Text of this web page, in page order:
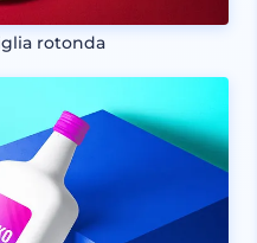
rotonda